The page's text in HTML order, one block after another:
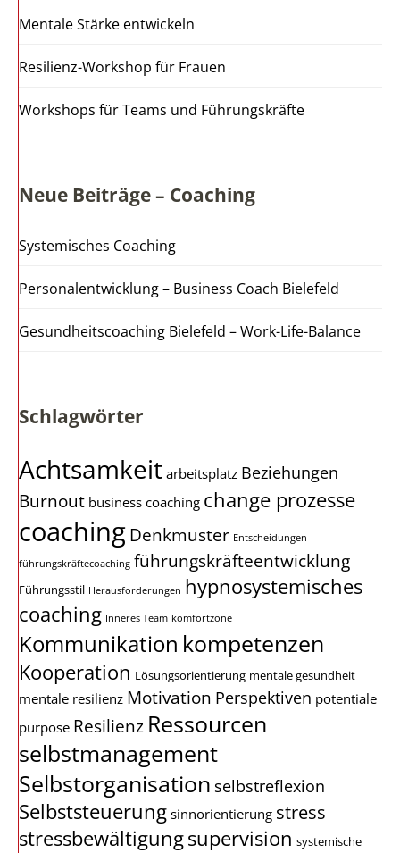
Mentale Stärke entwickeln
Resilienz-Workshop für Frauen
Workshops für Teams und Führungskräfte
Neue Beiträge – Coaching
Systemisches Coaching
Personalentwicklung – Business Coach Bielefeld
Gesundheitscoaching Bielefeld – Work-Life-Balance
Schlagwörter
Achtsamkeit arbeitsplatz Beziehungen
Burnout business coaching change prozesse
coachingDenkmuster Entscheidungen
führungskräftecoaching führungskräfteentwicklung
Führungsstil Herausforderungen hypnosystemisches
coaching Inneres Team komfortzone
Kommunikation kompetenzen
Kooperation Lösungsorientierung mentale gesundheit
mentale resilienz Motivation Perspektiven potentiale
purpose Resilienz Ressourcen
selbstmanagement
Selbstorganisation selbstreflexion
Selbststeuerung sinnorientierung stress
stressbewältigungsupervision systemische